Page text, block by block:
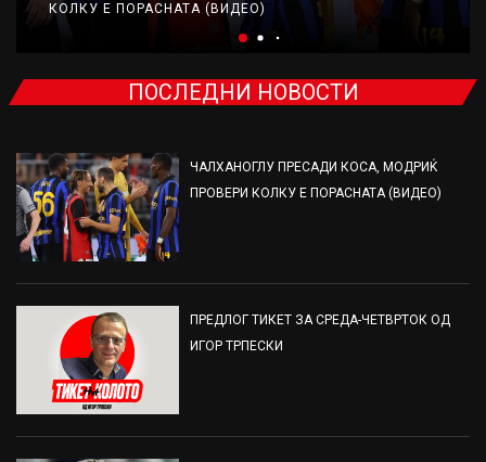
КОЛКУ Е ПОРАСНАТА (ВИДЕО)
ПОСЛЕДНИ НОВОСТИ
ЧАЛХАНОГЛУ ПРЕСАДИ КОСА, МОДРИЌ
ПРОВЕРИ КОЛКУ Е ПОРАСНАТА (ВИДЕО)
ПРЕДЛОГ ТИКЕТ ЗА СРЕДА-ЧЕТВРТОК ОД
ИГОР ТРПЕСКИ